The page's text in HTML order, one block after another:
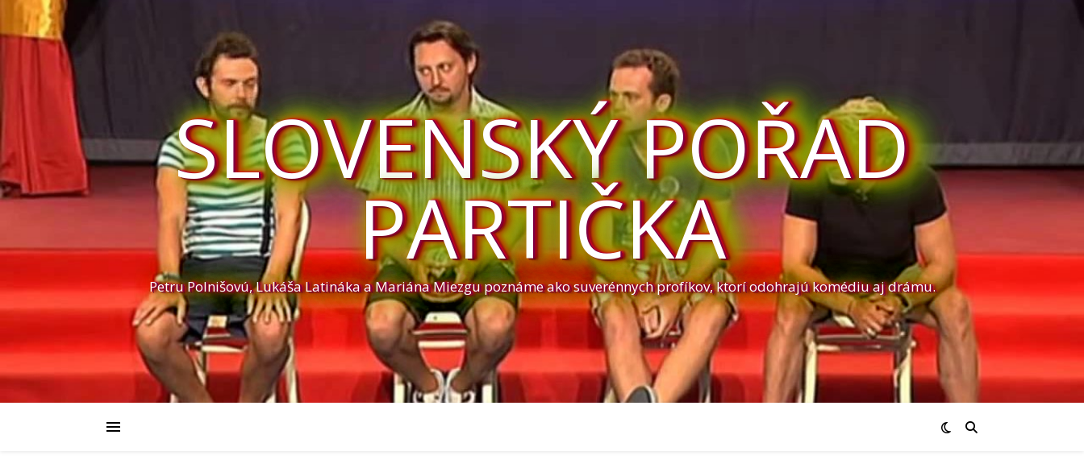
SLOVENSKÝ POŘAD
PARTIČKA
Petru Polnišovú, Lukáša Latináka a Mariána Miezgu poznáme ako suverénnych profíkov, ktorí odohrajú komédiu aj drámu.